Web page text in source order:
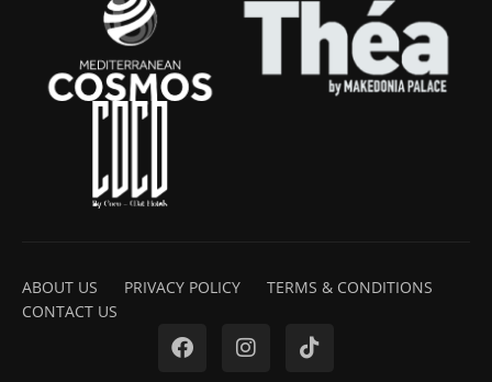
ABOUT US PRIVACY POLICY
TERMS & CONDITIONS
CONTACT US